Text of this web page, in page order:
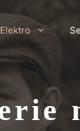
Elektro